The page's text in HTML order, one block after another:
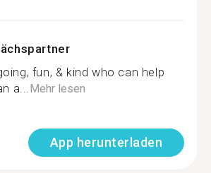
fun, & kind who can help
a...Mehr lesen
App herunterladen